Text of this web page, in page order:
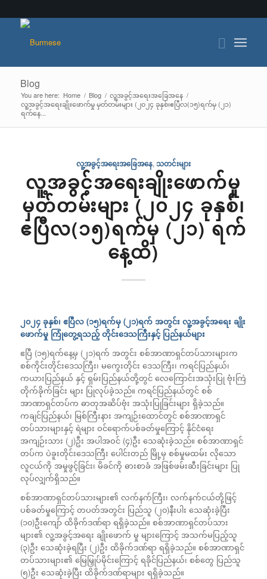
Blog
You are here: Home / Blog / လူ့အခွင့်အရေးအခြေအနေ /
လူ့အခွင့်အရေးချိုးဖောက်မှု မှတ်တမ်းများ (၂၀၂၄ ခုနှစ်၊ဧပြီလ(၁၅)ရက်မှ (၂၁)
ရက်နေ...
လူ့အခွင့်အရေးအခြေအနေ,သတင်းများ
လူ့အခွင့်အရေးချိုးဖောက်မှု
မှတ်တမ်းများ (၂၀၂၄ ခုနှစ်၊
ဧပြီလ(၁၅)ရက်မှ (၂၁) ရက်
နေ့ထိ)
၂၀၂၄ ခုနှစ်၊ ဧပြီလ (၁၅)ရက်မှ (၂၁)ရက် အတွင်း လူ့အခွင့်အရေး ချိုး
ဖောက်မှု ကြုံတွေ့ရသည့် တိုင်းဒေသကြီးနှင့် ပြည်နယ်များ
ဧပြီ (၁၅)ရက်နေ့မှ (၂၁)ရက် အတွင်း စစ်အာဏာရှင်တပ်သားများက
စစ်ကိုင်းတိုင်းဒေသကြီး၊ မကွေးတိုင်း ဒေသကြီး၊ ကရင်ပြည်နယ်၊
ကယားပြည်နယ် နှင့် ရှမ်းပြည်နယ်တို့တွင် လေကြောင်းအသုံးပြု ဗုံးကြဲ
တိုက်ခိုက်ခြင်း များ ပြုလုပ်ခဲ့သည်။ ကရင်ပြည်နယ်တွင် စစ်
အာဏာရှင်တပ်က ဓာတုအဆိပ်ဗုံး အသုံးပြုခြင်းများ ရှိခဲ့သည်။
ကချင်ပြည်နယ်၊ မြစ်ကြီးနား အကျဉ်းထောင်တွင် စစ်အာဏာရှင်
တပ်သားများနှင့် ရဲများ ဝင်ရောက်ပစ်ခတ်မှုကြောင့် နိုင်ငံရေး
အကျဉ်းသား (၂)ဦး အပါအဝင် (၄)ဦး သေဆုံးခဲ့သည်။ စစ်အာဏာရှင်
တပ်က ပဲခူးတိုင်းဒေသကြီး ပေါင်းတည် မြို့မှ စစ်မှုမထမ်း လိုသော
လူငယ်ကို အမှုဖွင့်ခြင်း၊ မိခင်ကို ဓားစာခံ အဖြစ်ဖမ်းဆီးခြင်းများ ပြု
လုပ်လျှက်ရှိသည်။
စစ်အာဏာရှင်တပ်သားများ၏ လက်နက်ကြီး၊ လက်နက်ငယ်တို့ဖြင့်
ပစ်ခတ်မှုကြောင့် တပတ်အတွင်း ပြည်သူ (၂၀)နီးပါး သေဆုံးခဲ့ပြီး
(၁၀)ဦးကျော် ထိခိုက်ဒဏ်ရာ ရရှိခဲ့သည်။ စစ်အာဏာရှင်တပ်သား
များ၏ လူ့အခွင့်အရေး ချိုးဖောက် မှု များကြောင့် အသက်မပြည့်သူ
(၃)ဦး သေဆုံးခဲ့ရပြီး (၂)ဦး ထိခိုက်ဒဏ်ရာ ရရှိခဲ့သည်။ စစ်အာဏာရှင်
တပ်သားများ၏ မြေမြှုပ်မိုင်းကြောင့် ရခိုင်ပြည်နယ်၊ စစ်တွေ ပြည်သူ
(၅)ဦး သေဆုံးခဲ့ပြီး ထိခိုက်ဒဏ်ရာများ ရရှိခဲ့သည်။